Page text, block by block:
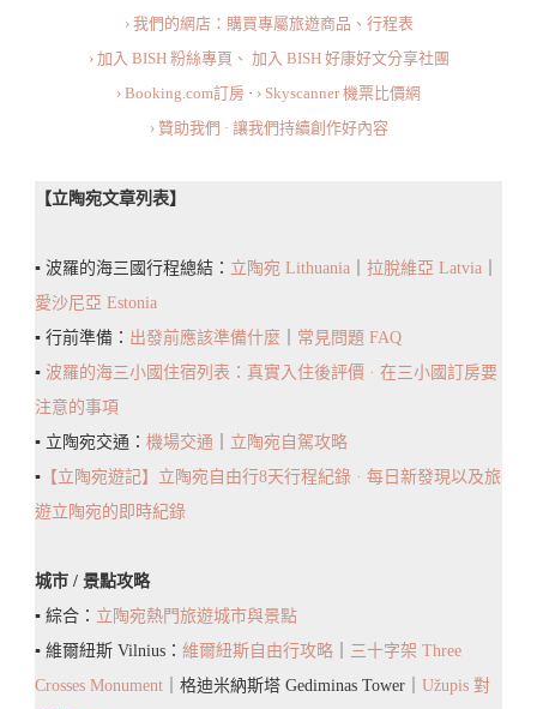
› 我們的網店：購買專屬旅遊商品、行程表
› 加入 BISH 粉絲專頁、 加入 BISH 好康好文分享社團
› Booking.com訂房 · › Skyscanner 機票比價網
› 贊助我們 · 讓我們持續創作好內容
【立陶宛文章列表】
▪️ 波羅的海三國行程總結： 立陶宛 Lithuania 拉脫維亞 Latvia
愛沙尼亞 Estonia
▪️ 行前準備： 出發前應該準備什麼
常見問題 FAQ
▪️ 波羅的海三小國住宿列表：真實入住後評價 · 在三小國訂房要
注意的事項
▪️ 立陶宛交通： 機場交通
立陶宛自駕攻略
▪️ 【立陶宛遊記】立陶宛自由行8天行程紀錄 · 每日新發現以及旅
遊立陶宛的即時紀錄
城市 / 景點攻略
▪️ 綜合： 立陶宛熱門旅遊城市與景點
▪️ 維爾紐斯 Vilnius： 維爾紐斯自由行攻略
三十字架 Three
Crosses Monument ｜格迪米納斯塔 Gediminas Tower｜ Užupis 對